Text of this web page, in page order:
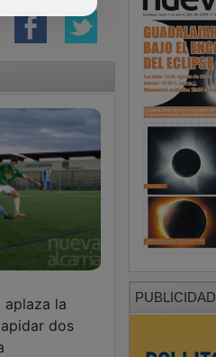
aplaza la
dos
PUBLICIDAD